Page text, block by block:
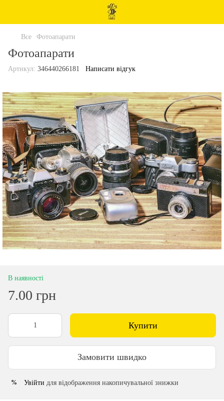
Все Фотоапарати
Фотоапарати
Артикул: 346440266181 Написати відгук
В наявності
7.00 грн
Купити
Замовити швидко
% Увійти для відображення накопичувальної знижки